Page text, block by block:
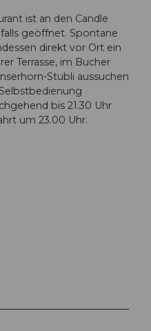
ist an den Candle
geöffnet. Spontane
direkt vor Ort ein
Terrasse, im Bucher
Stubli aussuchen
bis 21.30 Uhr
um 23.00 Uhr.